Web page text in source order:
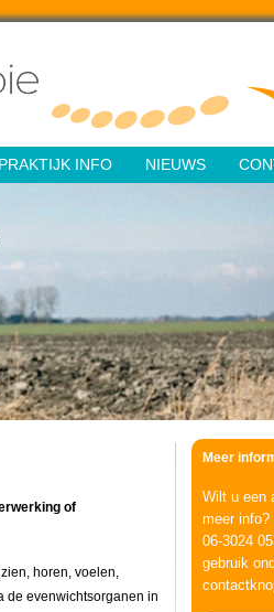
PRAKTIJK INFO NIEUWS
of
horen, voelen,
de evenwichtsorganen in
Meer
Wilt u een
meer
06-3024
gebruik